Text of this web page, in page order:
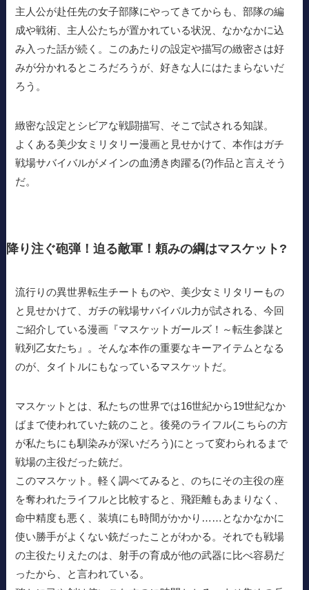
主人公が赴任先の女子部隊にやってきてからも、部隊の編
成や戦術、主人公たちが置かれている状況、なかなかに込
み入った話が続く。このあたりの設定や描写の緻密さは好
みが分かれるところだろうが、好きな人にはたまらないだ
ろう。
緻密な設定とシビアな戦闘描写、そこで試される知謀。
よくある美少女ミリタリー漫画と見せかけて、本作はガチ
戦場サバイバルがメインの血湧き肉躍る(?)作品と言えそう
だ。
降り注ぐ砲弾！迫る敵軍！頼みの綱はマスケット?
流行りの異世界転生チートものや、美少女ミリタリーもの
と見せかけて、ガチの戦場サバイバル力が試される、今回
ご紹介している漫画『マスケットガールズ！～転生参謀と
戦列乙女たち』。そんな本作の重要なキーアイテムとなる
のが、タイトルにもなっているマスケットだ。
マスケットとは、私たちの世界では16世紀から19世紀なか
ばまで使われていた銃のこと。後発のライフル(こちらの方
が私たちにも馴染みが深いだろう)にとって変わられるまで
戦場の主役だった銃だ。
このマスケット。軽く調べてみると、のちにその主役の座
を奪われたライフルと比較すると、飛距離もあまりなく、
命中精度も悪く、装填にも時間がかかり……となかなかに
使い勝手がよくない銃だったことがわかる。それでも戦場
の主役たりえたのは、射手の育成が他の武器に比べ容易だ
ったから、と言われている。